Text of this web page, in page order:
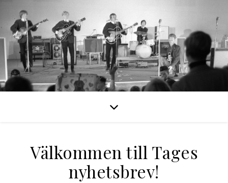
Välkommen till Tages
nyhetsbrev!